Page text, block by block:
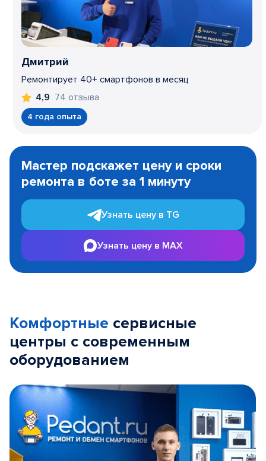
Дмитрий
Ремонтирует 40+ смартфонов в месяц
4,9 74 отзыва
4 года опыта
1
Мастер подскажет цену и сроки
ремонта в боте за 1 минуту
Узнать цену в TG
Узнать цену в MAX
Комфортные сервисные
центры с современным
оборудованием